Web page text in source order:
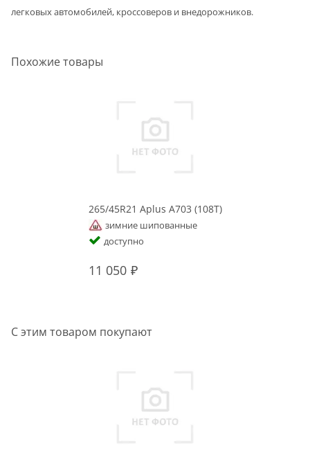
легковых автомобилей, кроссоверов и внедорожников.
Похожие товары
265/45R21 Aplus A703 (108T)
зимние шипованные
доступно
11 050
С этим товаром покупают